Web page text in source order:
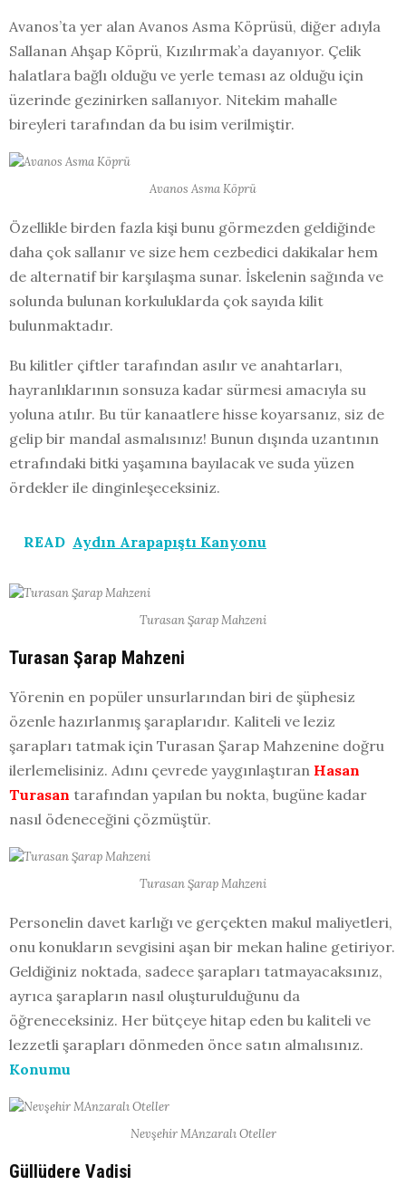
Avanos’ta yer alan Avanos Asma Köprüsü, diğer adıyla
Sallanan Ahşap Köprü, Kızılırmak’a dayanıyor. Çelik
halatlara bağlı olduğu ve yerle teması az olduğu için
üzerinde gezinirken sallanıyor. Nitekim mahalle
bireyleri tarafından da bu isim verilmiştir.
Avanos Asma Köprü
Özellikle birden fazla kişi bunu görmezden geldiğinde
daha çok sallanır ve size hem cezbedici dakikalar hem
de alternatif bir karşılaşma sunar. İskelenin sağında ve
solunda bulunan korkuluklarda çok sayıda kilit
bulunmaktadır.
Bu kilitler çiftler tarafından asılır ve anahtarları,
hayranlıklarının sonsuza kadar sürmesi amacıyla su
yoluna atılır. Bu tür kanaatlere hisse koyarsanız, siz de
gelip bir mandal asmalısınız! Bunun dışında uzantının
etrafındaki bitki yaşamına bayılacak ve suda yüzen
ördekler ile dinginleşeceksiniz.
READ Aydın Arapapıştı Kanyonu
Turasan Şarap Mahzeni
Turasan Şarap Mahzeni
Yörenin en popüler unsurlarından biri de şüphesiz
özenle hazırlanmış şaraplarıdır. Kaliteli ve leziz
şarapları tatmak için Turasan Şarap Mahzenine doğru
ilerlemelisiniz. Adını çevrede yaygınlaştıran Hasan
Turasan tarafından yapılan bu nokta, bugüne kadar
nasıl ödeneceğini çözmüştür.
Turasan Şarap Mahzeni
Personelin davet karlığı ve gerçekten makul maliyetleri,
onu konukların sevgisini aşan bir mekan haline getiriyor.
Geldiğiniz noktada, sadece şarapları tatmayacaksınız,
ayrıca şarapların nasıl oluşturulduğunu da
öğreneceksiniz. Her bütçeye hitap eden bu kaliteli ve
lezzetli şarapları dönmeden önce satın almalısınız.
Konumu
Nevşehir MAnzaralı Oteller
Güllüdere Vadisi